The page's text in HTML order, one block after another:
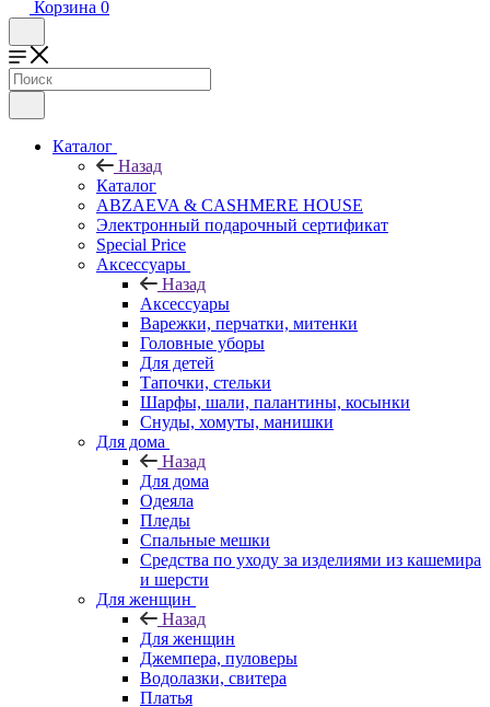
Корзина 0
Каталог
Назад
Каталог
ABZAEVA & CASHMERE HOUSE
Электронный подарочный сертификат
Special Price
Аксессуары
Назад
Аксессуары
Варежки, перчатки, митенки
Головные уборы
Для детей
Тапочки, стельки
Шарфы, шали, палантины, косынки
Снуды, хомуты, манишки
Для дома
Назад
Для дома
Одеяла
Пледы
Спальные мешки
Средства по уходу за изделиями из кашемира
и шерсти
Для женщин
Назад
Для женщин
Джемпера, пуловеры
Водолазки, свитера
Платья